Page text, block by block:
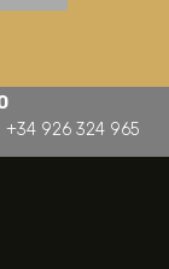
+34 926 324 965